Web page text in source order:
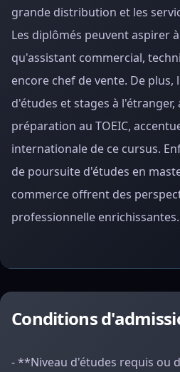
grande distribution et les
Les diplômés peuvent aspirer
qu'assistant commercial,
encore chef de vente. De
d'études et stages à l'étranger,
préparation au TOEIC,
internationale de ce cursus.
de poursuite d'études en
commerce offrent des
professionnelle enrichissantes.
Conditions
- **Niveau d'études requis ou